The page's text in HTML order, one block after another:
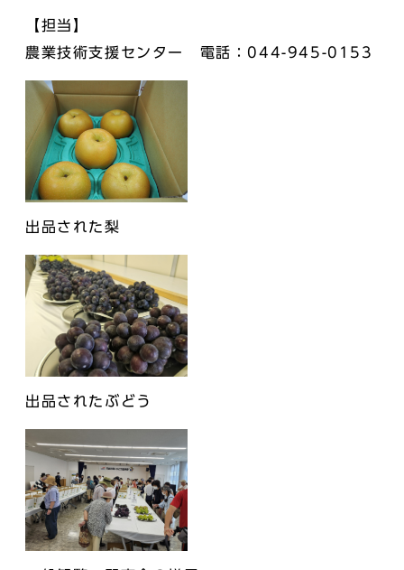
【担当】
農業技術支援センター 電話：044-945-0153
出品された梨
出品されたぶどう